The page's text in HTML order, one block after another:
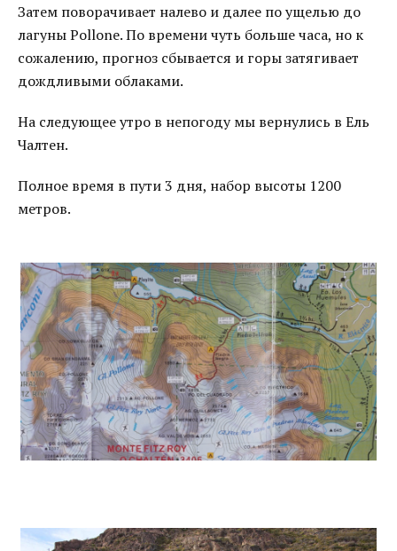
Затем поворачивает налево и далее по ущелью до
лагуны Pollone. По времени чуть больше часа, но к
сожалению, прогноз сбывается и горы затягивает
дождливыми облаками.
На следующее утро в непогоду мы вернулись в Ель
Чалтен.
Полное время в пути 3 дня, набор высоты 1200
метров.